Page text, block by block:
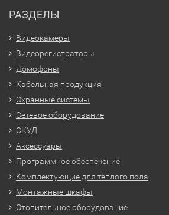
РАЗДЕЛЫ
Видеокамеры
Видеорегистраторы
Домофоны
Кабельная продукция
Охранные системы
Сетевое оборудование
СКУД
Аксессуары
Программное обеспечение
Комплектующие для тёплого пола
Монтажные шкафы
Отопительное оборудование